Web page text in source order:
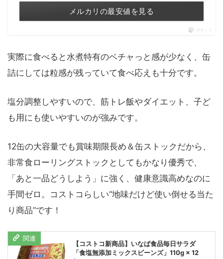
メルカリの最安値を見る
ポチップ
実際に食べると水煮特有のベチャっと感が少なく、缶
詰にしては粒感が残っていて食べ応えも十分です。
塩分調整しやすいので、筋トレ飯やダイエット、子ど
も用にも使いやすいのが強みです。
12缶の大容量でも賞味期限長め＆缶ストックだから、
非常食ローリングストックとしてもかなり優秀で、
「あと一品どうしよう」に強く、健康意識高めなのに
手間ゼロ。コストコらしい“地味だけど使い倒せる当た
り商品”です！
【コストコ新商品】いなば食品毎日サラダ
「食塩無添加ミックスビーンズ」110g × 12